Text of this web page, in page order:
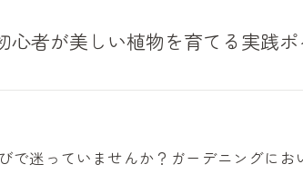
心者が美しい植物を育てる実践ポ
で迷っていませんか？ガーデニングに